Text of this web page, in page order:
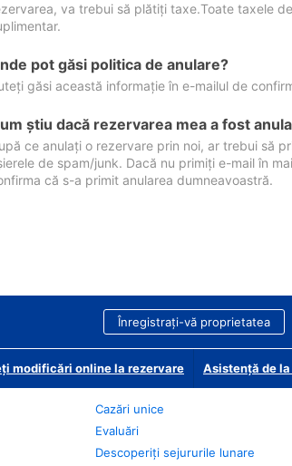
va trebui să plătiți taxe.Toate taxele
pot găsi politica de anulare?
găsi această informație în e-mailul de
ştiu dacă rezervarea mea a fost
ce anulați o rezervare prin noi, ar trebui să
de spam/junk. Dacă nu primiți e-mail în
că s-a primit anularea dumneavoastră.
Înregistrați-vă proprietatea
modificări online la rezervare Asistență de
Cazări unice
Evaluări
Descoperiți sejururile lunare